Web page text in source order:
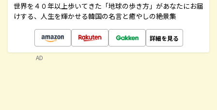
世界を４０年以上歩いてきた「地球の歩き方」があなたにお届
けする、人生を輝かせる韓国の名言と癒やしの絶景集
詳細を見る
AD